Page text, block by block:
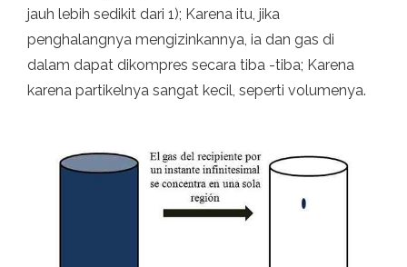
jauh lebih sedikit dari 1); Karena itu, jika
penghalangnya mengizinkannya, ia dan gas di
dalam dapat dikompres secara tiba -tiba; Karena
karena partikelnya sangat kecil, seperti volumenya.